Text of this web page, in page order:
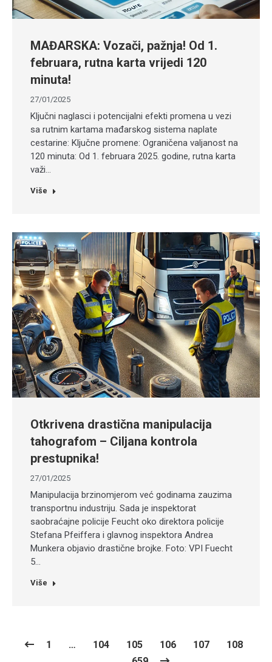
MAĐARSKA: Vozači, pažnja! Od 1.
februara, rutna karta vrijedi 120
minuta!
27/01/2025
Ključni naglasci i potencijalni efekti promena u vezi
sa rutnim kartama mađarskog sistema naplate
cestarine: Ključne promene: Ograničena valjanost na
120 minuta: Od 1. februara 2025. godine, rutna karta
važi…
Više
Otkrivena drastična manipulacija
tahografom – Ciljana kontrola
prestupnika!
27/01/2025
Manipulacija brzinomjerom već godinama zauzima
transportnu industriju. Sada je inspektorat
saobraćajne policije Feucht oko direktora policije
Stefana Pfeiffera i glavnog inspektora Andrea
Munkera objavio drastične brojke. Foto: VPI Fuecht
5…
Više
1 … 104 105 106 107
108